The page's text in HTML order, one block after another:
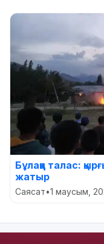
Бұлаққа талас:
жатыр
Саясат•1 маусым,